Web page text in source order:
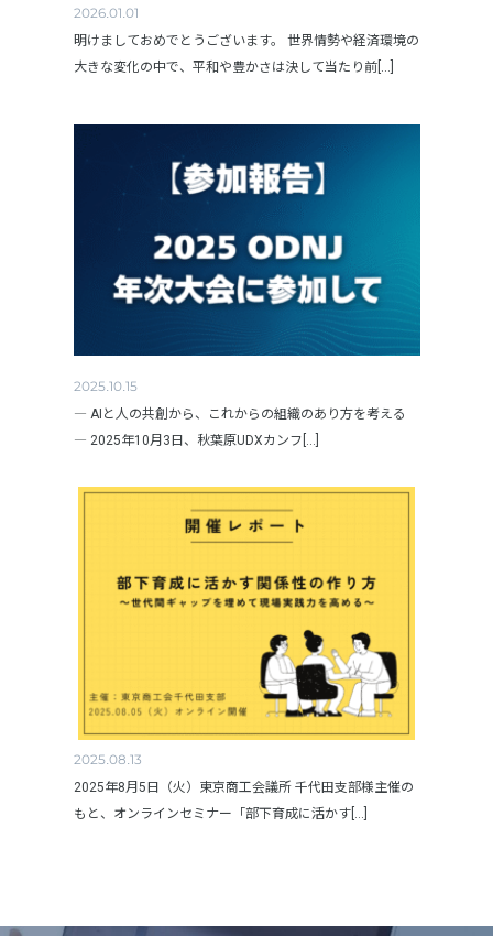
2026.01.01
明けましておめでとうございます。 世界情勢や経済環境の
大きな変化の中で、平和や豊かさは決して当たり前[...]
2025.10.15
― AIと人の共創から、これからの組織のあり方を考える
― 2025年10月3日、秋葉原UDXカンフ[...]
2025.08.13
2025年8月5日（火）東京商工会議所 千代田支部様主催の
もと、オンラインセミナー「部下育成に活かす[...]